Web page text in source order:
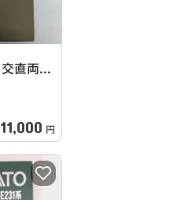
485系300番台 交直両用特急形電車 基本セット
11,000 円